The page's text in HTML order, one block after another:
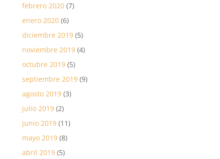
febrero 2020(7)
enero 2020(6)
diciembre 2019(5)
noviembre 2019(4)
octubre 2019(5)
septiembre 2019(9)
agosto 2019(3)
julio 2019(2)
junio 2019(11)
mayo 2019(8)
abril 2019(5)